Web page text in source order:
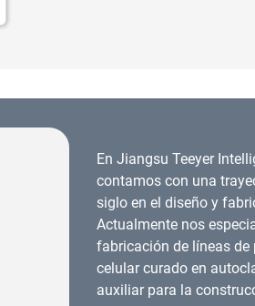
En Jiangsu Teeyer
contamos con una
siglo en el diseño y
Actualmente nos
fabricación de líneas
celular curado en
auxiliar para la